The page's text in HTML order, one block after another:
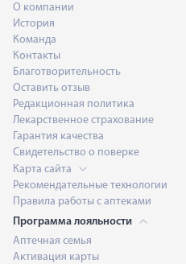
О компании
История
Команда
Контакты
Благотворительность
Оставить отзыв
Редакционная политика
Лекарственное страхование
Гарантия качества
Свидетельство о поверке
Карта сайта
Рекомендательные технологии
Правила работы с аптеками
Программа лояльности
Аптечная семья
Активация карты